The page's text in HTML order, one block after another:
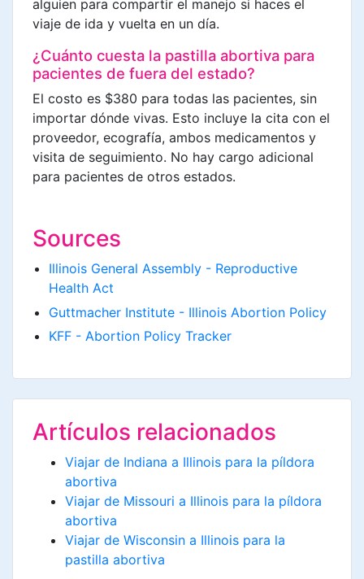
alguien para compartir el manejo si haces el
viaje de ida y vuelta en un día.
¿Cuánto cuesta la pastilla abortiva para
pacientes de fuera del estado?
El costo es $380 para todas las pacientes, sin
importar dónde vivas. Esto incluye la cita con el
proveedor, ecografía, ambos medicamentos y
visita de seguimiento. No hay cargo adicional
para pacientes de otros estados.
Sources
Illinois General Assembly - Reproductive
Health Act
Guttmacher Institute - Illinois Abortion Policy
KFF - Abortion Policy Tracker
Artículos relacionados
Viajar de Indiana a Illinois para la píldora
abortiva
Viajar de Missouri a Illinois para la píldora
abortiva
Viajar de Wisconsin a Illinois para la
pastilla abortiva